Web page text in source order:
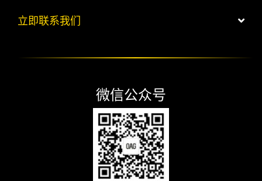
立即联系我们
微信公众号